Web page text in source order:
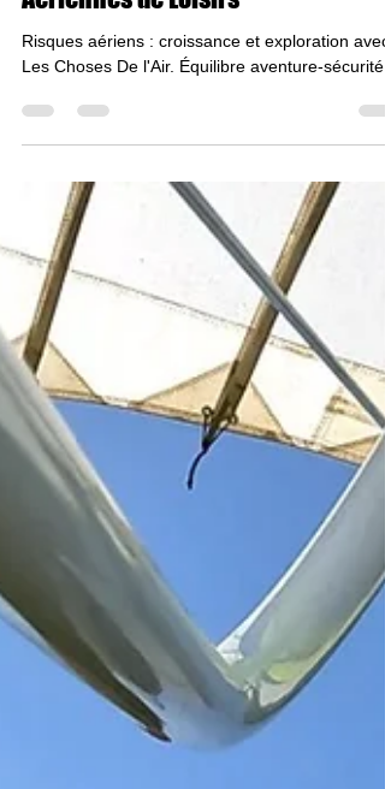
L'Équilibre dans les Activités
Aériennes de Loisirs
Les Choses De l'Air. Équilibre aventure-sécurité.